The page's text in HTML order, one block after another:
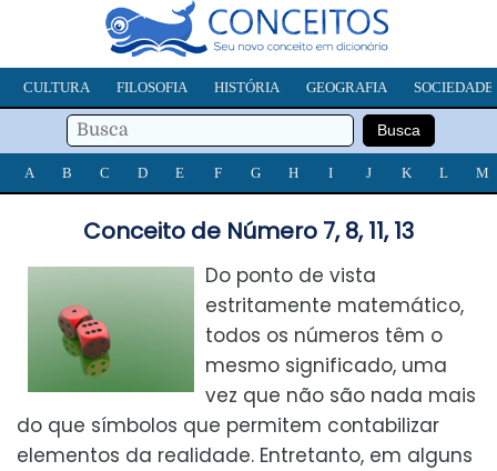
CULTURA FILOSOFIA HISTÓRIA GEOGRAFIA SOCIEDADE
A B C D E F G H I J K L M
Conceito de Número 7, 8, 11, 13
Do ponto de vista
estritamente matemático,
todos os números têm o
mesmo significado, uma
vez que não são nada mais
do que símbolos que permitem contabilizar
elementos da realidade. Entretanto, em alguns